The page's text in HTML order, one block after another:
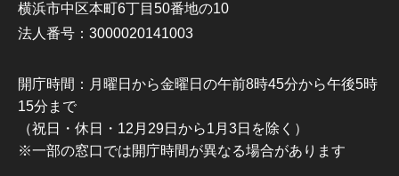
横浜市中区本町6丁目50番地の10
法人番号：3000020141003
開庁時間：月曜日から金曜日の午前8時45分から午後5時
15分まで
（祝日・休日・12月29日から1月3日を除く）
※一部の窓口では開庁時間が異なる場合があります